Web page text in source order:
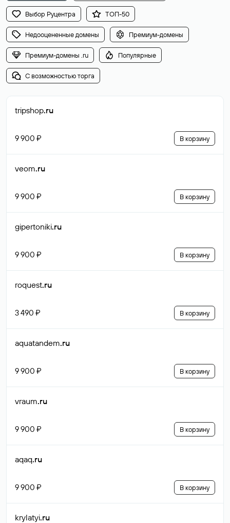
Выбор Руцентра ТОП-50
Недооцененные домены Премиум-домены
Премиум-домены .ru Популярные
С возможностью торга
tripshop.ru
9 900 ₽ В корзину
veom.ru
9 900 ₽ В корзину
gipertoniki.ru
9 900 ₽ В корзину
roquest.ru
3 490 ₽ В корзину
aquatandem.ru
9 900 ₽ В корзину
vraum.ru
9 900 ₽ В корзину
aqaq.ru
9 900 ₽ В корзину
krylatyi.ru